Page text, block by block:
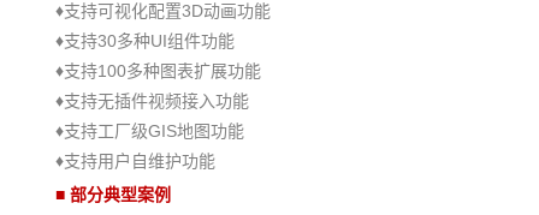
♦支持可视化配置3D动画功能
♦支持30多种UI组件功能
♦支持100多种图表扩展功能
♦支持无插件视频接入功能
♦支持工厂级GIS地图功能
♦支持用户自维护功能
■ 部分典型案例